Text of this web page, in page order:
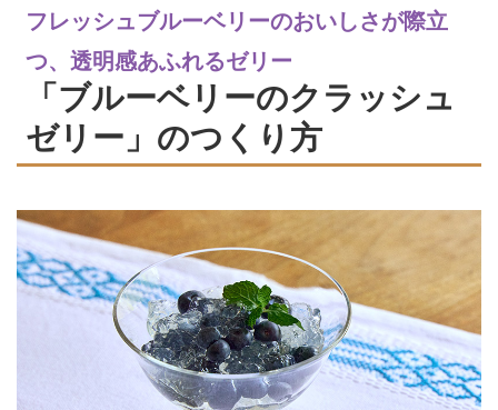
フレッシュブルーベリーのおいしさが際立
つ、透明感あふれるゼリー
「ブルーベリーのクラッシュ
ゼリー」のつくり方